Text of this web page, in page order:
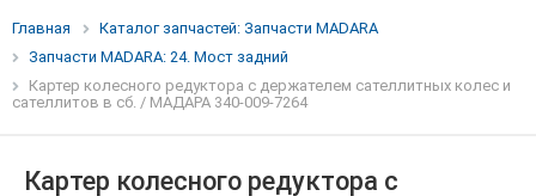
Главная
Каталог запчастей: Запчасти MADARA
Запчасти MADARA: 24. Мост задний
Картер колесного редуктора с держателем сателлитных колес и
сателлитов в сб. / МАДАРА 340-009-7264
Картер колесного редуктора с